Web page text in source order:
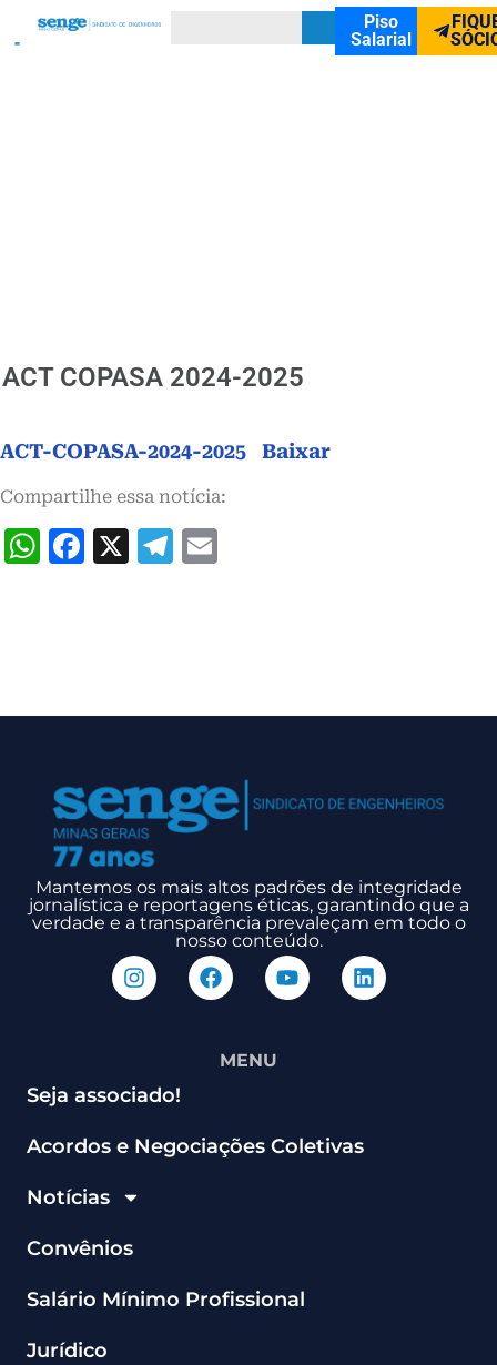
Piso
Salarial
ACT COPASA 2024-2025
ACT-COPASA-2024-2025 Baixar
Compartilhe essa notícia:
WhatsApp
Facebook
X Telegram
Mantemos os mais altos padrões de integridade
jornalística e reportagens éticas, garantindo que a
verdade e a transparência prevaleçam em todo o
nosso conteúdo.
MENU
Seja associado!
Acordos e Negociações Coletivas
Notícias
Convênios
Salário Mínimo Profissional
Jurídico